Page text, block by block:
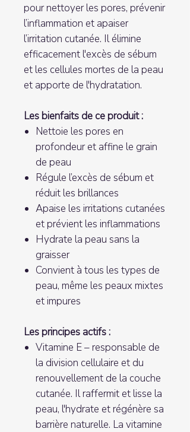
pour nettoyer les pores, prévenir
l’inflammation et apaiser
l’irritation cutanée. Il élimine
efficacement l'excès de sébum
et les cellules mortes de la peau
et apporte de l'hydratation.
Les bienfaits de ce produit :
Nettoie les pores en
profondeur et affine le grain
de peau
Régule l’excès de sébum et
réduit les brillances
Apaise les irritations cutanées
et prévient les inflammations
Hydrate la peau sans la
graisser
Convient à tous les types de
peau, même les peaux mixtes
et impures
Les principes actifs :
Vitamine E – responsable de
la division cellulaire et du
renouvellement de la couche
cutanée. Il raffermit et lisse la
peau, l'hydrate et régénère sa
barrière naturelle. La vitamine